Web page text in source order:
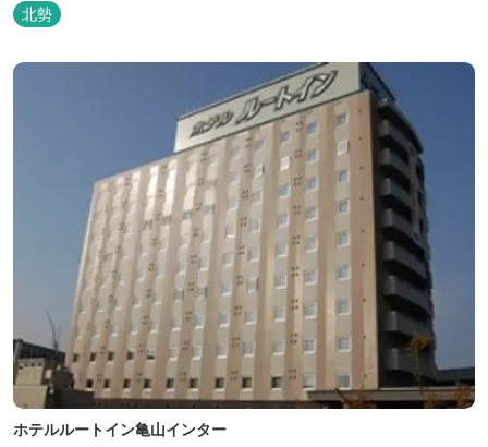
北勢
ホテルルートイン亀山インター